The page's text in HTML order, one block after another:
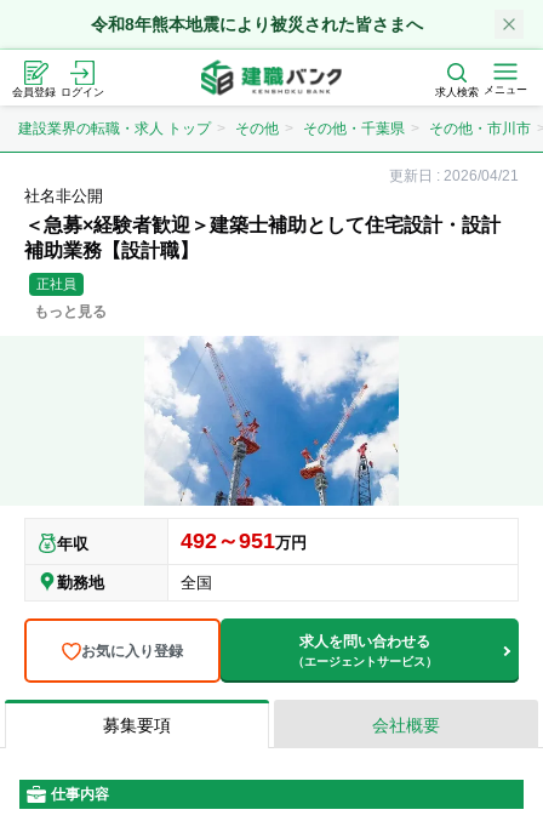
令和8年熊本地震により被災された皆さまへ
会員登録 ログイン 求人検索 メニュー
建設業界の転職・求人 トップ その他 その他・千葉県 その他・市川市
更新日 : 2026/04/21
社名非公開
＜急募×経験者歓迎＞建築士補助として住宅設計・設計
補助業務【設計職】
正社員
もっと見る
年収 492～951万円
勤務地 全国
お気に入り登録
求人を問い合わせる
（エージェントサービス）
募集要項 会社概要
仕事内容